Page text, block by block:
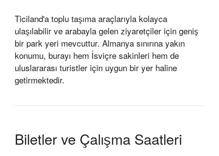
Ticiland'a toplu taşıma araçlarıyla kolayca
ulaşılabilir ve arabayla gelen ziyaretçiler için geniş
bir park yeri mevcuttur. Almanya sınırına yakın
konumu, burayı hem İsviçre sakinleri hem de
uluslararası turistler için uygun bir yer haline
getirmektedir.
Biletler ve Çalışma Saatleri